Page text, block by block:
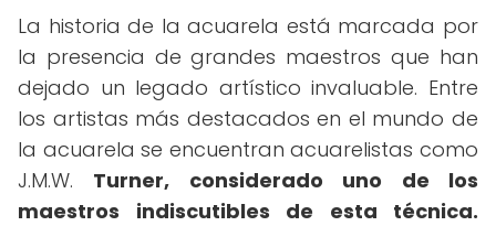
La historia de la acuarela está marcada por
la presencia de grandes maestros que han
dejado un legado artístico invaluable. Entre
los artistas más destacados en el mundo de
la acuarela se encuentran acuarelistas como
J.M.W. Turner, considerado uno de los
maestros indiscutibles de esta técnica.